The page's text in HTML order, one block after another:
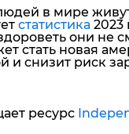
в мире
статистика2023
они не
стать новая
и снизит риск
ресурс